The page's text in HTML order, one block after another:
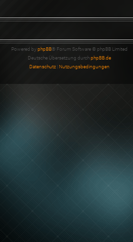
Powered byphpBB® Forum Software © phpBB Limited
Deutsche Übersetzung durchphpBB.de
Datenschutz| Nutzungsbedingungen